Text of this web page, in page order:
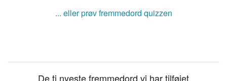
... eller prøv fremmedord quizzen
De ti nyeste fremmedord vi har tilføjet